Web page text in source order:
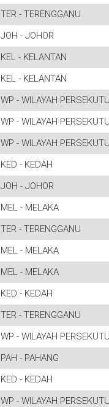
TER - TERENGGANU
JOH - JOHOR
KEL - KELANTAN
KEL - KELANTAN
WP - WILAYAH
WP - WILAYAH
WP - WILAYAH
KED - KEDAH
JOH - JOHOR
MEL - MELAKA
TER - TERENGGANU
MEL - MELAKA
MEL - MELAKA
KED - KEDAH
TER - TERENGGANU
WP - WILAYAH
PAH - PAHANG
KED - KEDAH
WP - WILAYAH